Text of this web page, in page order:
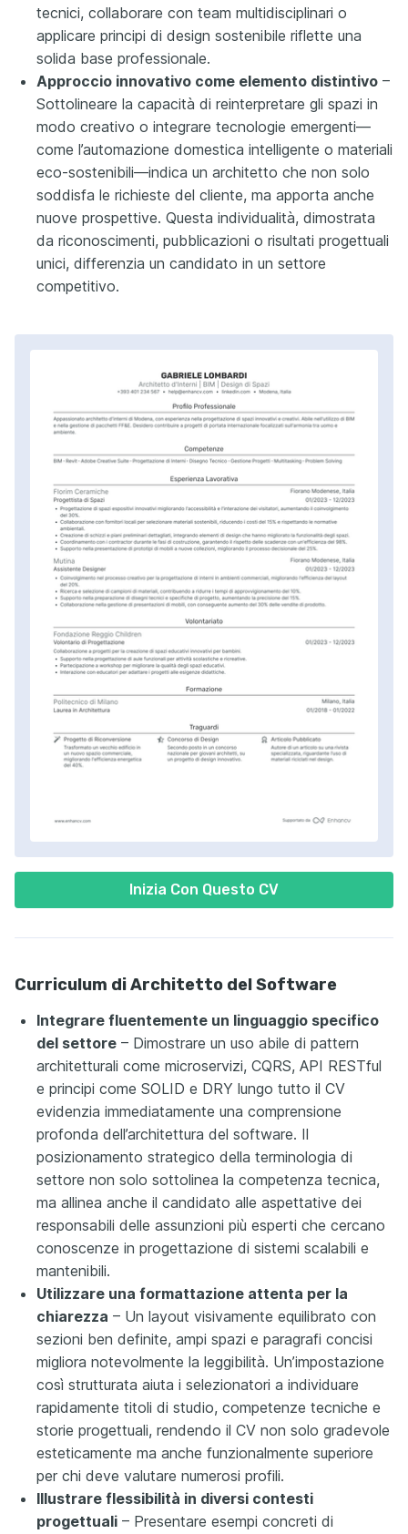
Inizia Con Questo CV
tecnici, collaborare con team multidisciplinari o
applicare principi di design sostenibile riflette una
solida base professionale.
Approccio innovativo come elemento distintivo –
Sottolineare la capacità di reinterpretare gli spazi in
modo creativo o integrare tecnologie emergenti—
come l’automazione domestica intelligente o materiali
eco-sostenibili—indica un architetto che non solo
soddisfa le richieste del cliente, ma apporta anche
nuove prospettive. Questa individualità, dimostrata
da riconoscimenti, pubblicazioni o risultati progettuali
unici, differenzia un candidato in un settore
competitivo.
Curriculum di Architetto del Software
Integrare fluentemente un linguaggio specifico
del settore – Dimostrare un uso abile di pattern
architetturali come microservizi, CQRS, API RESTful
e principi come SOLID e DRY lungo tutto il CV
evidenzia immediatamente una comprensione
profonda dell’architettura del software. Il
posizionamento strategico della terminologia di
settore non solo sottolinea la competenza tecnica,
ma allinea anche il candidato alle aspettative dei
responsabili delle assunzioni più esperti che cercano
conoscenze in progettazione di sistemi scalabili e
mantenibili.
Utilizzare una formattazione attenta per la
chiarezza – Un layout visivamente equilibrato con
sezioni ben definite, ampi spazi e paragrafi concisi
migliora notevolmente la leggibilità. Un’impostazione
così strutturata aiuta i selezionatori a individuare
rapidamente titoli di studio, competenze tecniche e
storie progettuali, rendendo il CV non solo gradevole
esteticamente ma anche funzionalmente superiore
per chi deve valutare numerosi profili.
Illustrare flessibilità in diversi contesti
progettuali – Presentare esempi concreti di